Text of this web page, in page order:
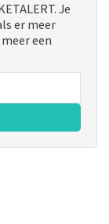
Je
er meer
een